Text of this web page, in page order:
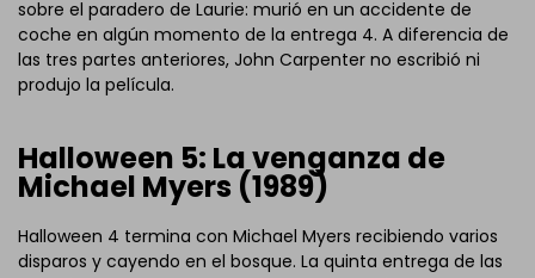
sobre el paradero de Laurie: murió en un accidente de
coche en algún momento de la entrega 4. A diferencia de
las tres partes anteriores, John Carpenter no escribió ni
produjo la película.
Halloween 5: La venganza de
Michael Myers (1989)
Halloween 4 termina con Michael Myers recibiendo varios
disparos y cayendo en el bosque. La quinta entrega de las